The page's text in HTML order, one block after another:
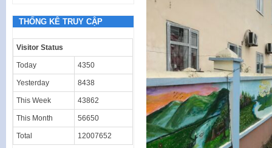
THỐNG KÊ TRUY CẬP
Visitor Status
Today 4350
Yesterday 8438
This Week 43862
This Month 56650
Total 12007652